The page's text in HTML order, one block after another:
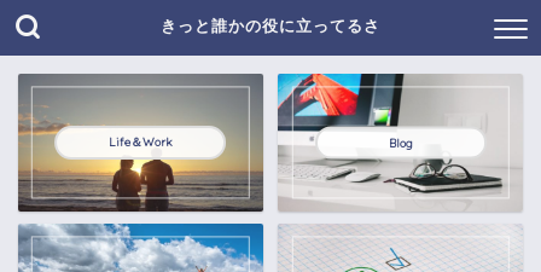
きっと誰かの役に立ってるさ
Life＆Work Blog